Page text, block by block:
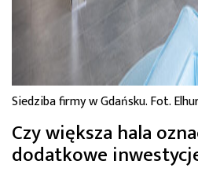
Siedziba firmy w Gdańsku. Fot.
Czy większa hala
dodatkowe